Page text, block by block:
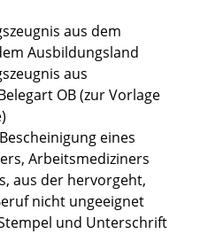
aus dem
Ausbildungsland
aus
OB (zur Vorlage
eines
Arbeitsmediziners
aus der hervorgeht,
nicht ungeeignet
und Unterschrift